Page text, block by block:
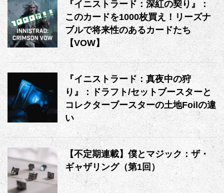
『イニストラード：深紅の契り』：
このカードを1000枚買え！リーズナ
ブルで将来性のあるカードたち
【VOW】
『イニストラード：真夜中の狩
り』：ドラフト/セットブースターと
コレクターブースターの土地Foilの違
い
【不定期連載】僕とマジック：ザ・
ギャザリング（第1回）